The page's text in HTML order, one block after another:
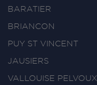
BARATIER
BRIANCON
PUY ST VINCENT
JAUSIERS
VALLOUISE PELVOUX